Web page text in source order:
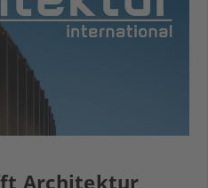
Architektur